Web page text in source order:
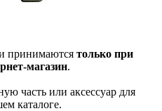
принимаются только при
магазин.
часть или аксессуар для
каталоге.